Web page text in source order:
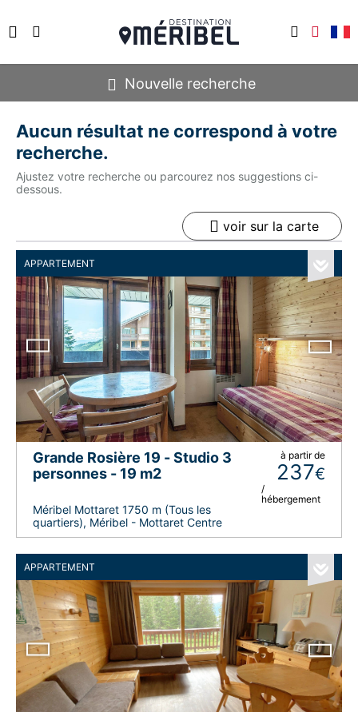
Nouvelle recherche
Aucun résultat ne correspond à votre
recherche.
Ajustez votre recherche ou parcourez nos suggestions ci-
dessous.
voir sur la carte
APPARTEMENT
Grande Rosière 19 - Studio 3
personnes - 19 m2
Méribel Mottaret 1750 m (Tous les
quartiers), Méribel - Mottaret Centre
à partir de
237€
/
hébergement
APPARTEMENT